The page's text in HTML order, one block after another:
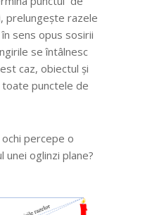
prelungește razele
sens opus sosirii
se întâlnesc
caz, obiectul și
toate punctele de
percepe o
unei oglinzi plane?